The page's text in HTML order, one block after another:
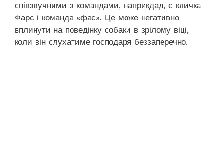
співзвучними з командами, наприкдад, є кличка
Фарс і команда «фас». Це може негативно
вплинути на поведінку собаки в зрілому віці,
коли він слухатиме господаря беззаперечно.